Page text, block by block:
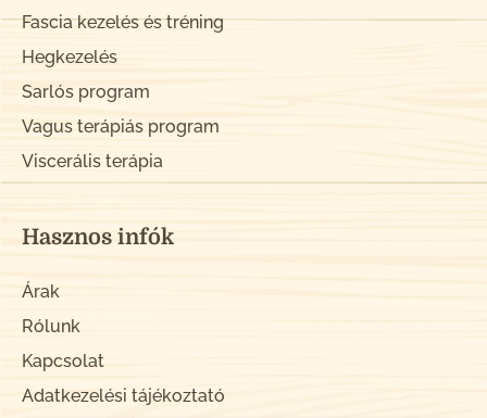
Fascia kezelés és tréning
Hegkezelés
Sarlós program
Vagus terápiás program
Viscerális terápia
Hasznos infók
Árak
Rólunk
Kapcsolat
Adatkezelési tájékoztató